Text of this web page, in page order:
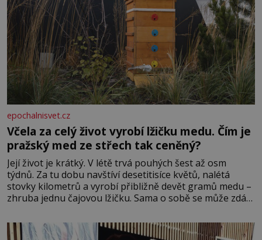
epochalnisvet.cz
Včela za celý život vyrobí lžičku medu. Čím je
pražský med ze střech tak ceněný?
Její život je krátký. V létě trvá pouhých šest až osm
týdnů. Za tu dobu navštíví desetitisíce květů, nalétá
stovky kilometrů a vyrobí přibližně devět gramů medu –
zhruba jednu čajovou lžičku. Sama o sobě se může zdát
tisíc příslušnic svého včelstva, vznikne jeden z
nejdokonalejších organismů